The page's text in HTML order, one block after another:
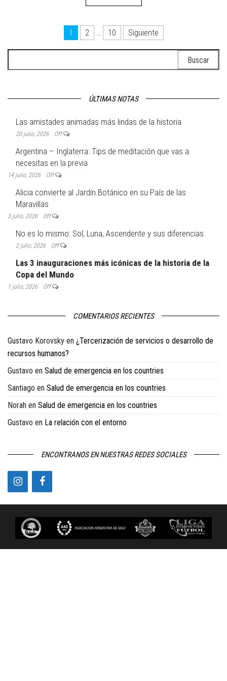
Navegación de entradas
1 2 … 10 Siguiente
ÚLTIMAS NOTAS
Las amistades animadas más lindas de la historia
20 julio, 2026 Off
Argentina – Inglaterra: Tips de meditación que vas a
necesitas en la previa
14 julio, 2026 Off
Alicia convierte al Jardín Botánico en su País de las
Maravillas
3 julio, 2026 Off
No es lo mismo: Sol, Luna, Ascendente y sus diferencias
2 julio, 2026 Off
Las 3 inauguraciones más icónicas de la historia de la
Copa del Mundo
1 julio, 2026 Off
COMENTARIOS RECIENTES
Gustavo Korovsky en ¿Tercerización de servicios o desarrollo de
recursos humanos?
Gustavo en Salud de emergencia en los countries
Santiago en Salud de emergencia en los countries
Norah en Salud de emergencia en los countries
Gustavo en La relación con el entorno
ENCONTRANOS EN NUESTRAS REDES SOCIALES